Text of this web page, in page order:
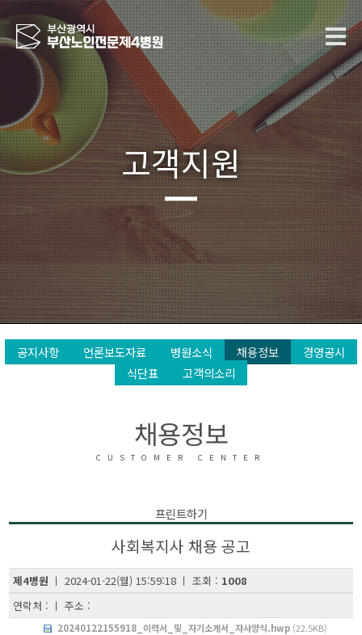
고객지원
공지사항 언론보도자료 병원소식 채용정보
경영공시
식단표
고객의소리
채용정보
CUSTOMER CENTER
프린트하기
사회복지사 채용 공고
제4병원 ㅣ 2024-01-22(월) 15:59:18 ㅣ 조회 : 1008
연락처 : ㅣ 주소 :
20240122155918_이력서_및_자기소개서_자사양식.hwp (22.5KB)